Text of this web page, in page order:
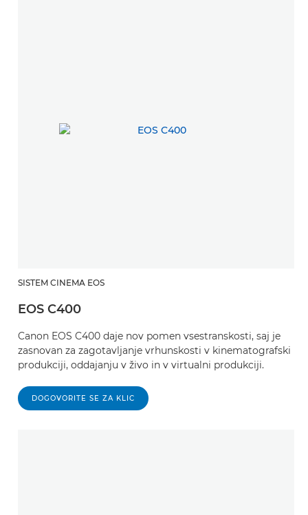
SISTEM CINEMA EOS
EOS C400
Canon EOS C400 daje nov pomen vsestranskosti, saj je
zasnovan za zagotavljanje vrhunskosti v kinematografski
produkciji, oddajanju v živo in v virtualni produkciji.
DOGOVORITE SE ZA KLIC